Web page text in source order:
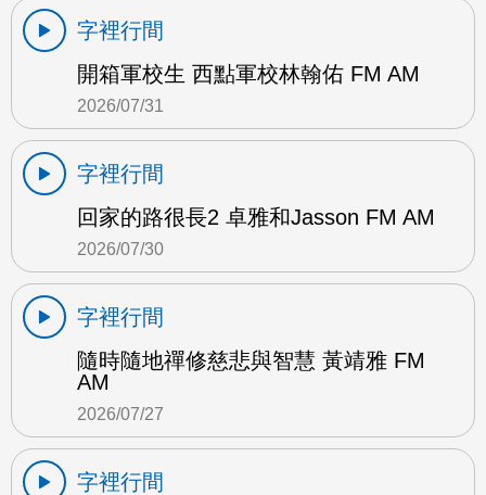
字裡行間
開箱軍校生 西點軍校林翰佑 FM AM
2026/07/31
字裡行間
回家的路很長2 卓雅和Jasson FM AM
2026/07/30
字裡行間
隨時隨地禪修慈悲與智慧 黃靖雅 FM
AM
2026/07/27
字裡行間